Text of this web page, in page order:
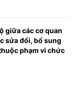
giữa các cơ quan
sửa đổi, bổ sung
phạm vi chức